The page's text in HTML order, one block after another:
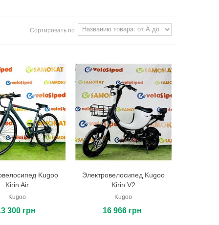
Сортировать по
корзину
Kugoo
Kirin Air
Kugoo
300 грн
В корзину
Электровелосипед Kugoo
Kirin V2
Kugoo
16 966 грн